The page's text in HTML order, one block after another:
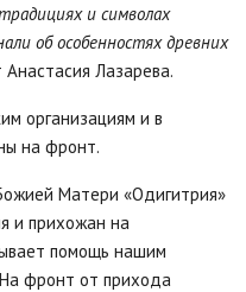
и символах
об особенностях древних
Анастасия Лазарева.
организациям и в
на фронт.
Матери «Одигитрия»
и прихожан на
помощь нашим
фронт от прихода